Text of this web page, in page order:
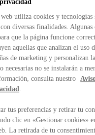
utiliza cookies y tecnologías
diversas finalidades. Algunas
que la página funcione
aquellas que analizan el uso
de marketing y personalizan
necesarias no se instalarán a
consulta nuestro
.
tus preferencias y retirar tu
clic en «Gestionar cookies»
La retirada de tu